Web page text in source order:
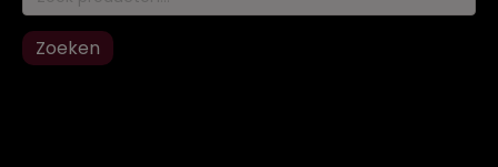
naar:
Zoeken